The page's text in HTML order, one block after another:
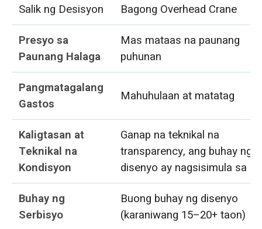
Salik ng Desisyon
Bagong Overhead Crane
Presyo sa
Paunang Halaga
Mas mataas na paunang
puhunan
Pangmatagalang
Gastos
Mahuhulaan at matatag
Kaligtasan at
Teknikal na
Kondisyon
Ganap na teknikal na
transparency, ang buhay ng
disenyo ay nagsisimula sa
Buhay ng
Serbisyo
Buong buhay ng disenyo
(karaniwang 15–20+ taon)